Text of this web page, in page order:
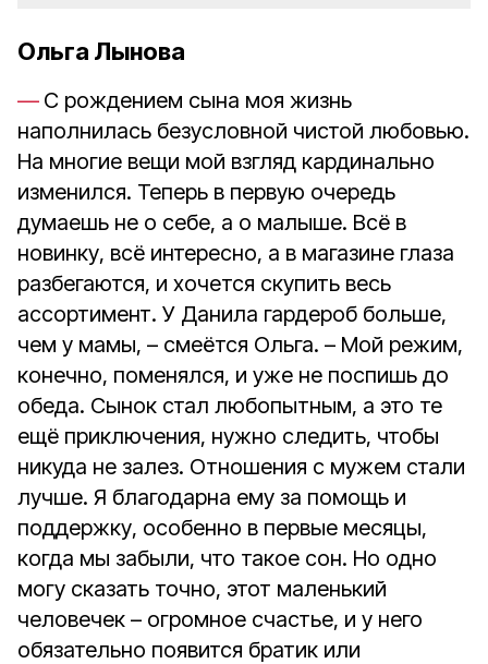
Ольга Лынова
С рождением сына моя жизнь
наполнилась безусловной чистой любовью.
На многие вещи мой взгляд кардинально
изменился. Теперь в первую очередь
думаешь не о себе, а о малыше. Всё в
новинку, всё интересно, а в магазине глаза
разбегаются, и хочется скупить весь
ассортимент. У Данила гардероб больше,
чем у мамы, – смеётся Ольга. – Мой режим,
конечно, поменялся, и уже не поспишь до
обеда. Сынок стал любопытным, а это те
ещё приключения, нужно следить, чтобы
никуда не залез. Отношения с мужем стали
лучше. Я благодарна ему за помощь и
поддержку, особенно в первые месяцы,
когда мы забыли, что такое сон. Но одно
могу сказать точно, этот маленький
человечек – огромное счастье, и у него
обязательно появится братик или